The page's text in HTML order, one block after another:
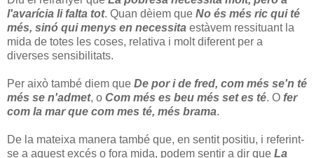
l'avarícia li falta tot. Quan dèiem que No és més ric qui té
més, sinó qui menys en necessita estàvem ressituant la
mida de totes les coses, relativa i molt diferent per a
diverses sensibilitats.
Per això també diem que De por i de fred, com més se'n té
més se n'admet, o Com més es beu més set es té. O fer
com la mar que com mes té, més brama.
De la mateixa manera també que, en sentit positiu, i referint-
se a aquest excés o fora mida, podem sentir a dir que La